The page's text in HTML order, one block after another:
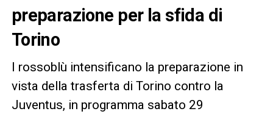
preparazione per la sfida di
Torino
I rossoblù intensificano la preparazione in
vista della trasferta di Torino contro la
Juventus, in programma sabato 29